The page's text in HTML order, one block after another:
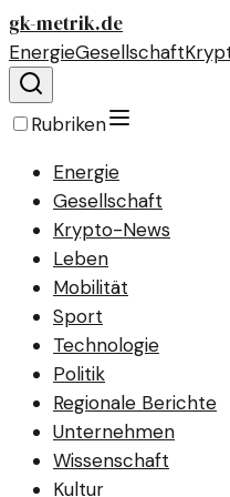
gk-metrik.de
EnergieGesellschaft
Rubriken
Energie
Gesellschaft
Krypto-News
Leben
Mobilität
Sport
Technologie
Politik
Regionale Berichte
Unternehmen
Wissenschaft
Kultur